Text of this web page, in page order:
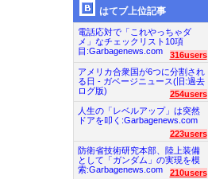
はてブ上位記事
電話応対で「これやっちゃダ
メ」なチェックリスト10項
目:Garbagenews.com
316users
アメリカ合衆国が6つに分割され
る日 - ガベージニュース(旧:過去
ログ版)
254users
人生の「レベルアップ」は突然
ドアを叩く:Garbagenews.com
223users
防衛省技術研究本部、陸上装備
として「ガンダム」の実現を模
索:Garbagenews.com
210users